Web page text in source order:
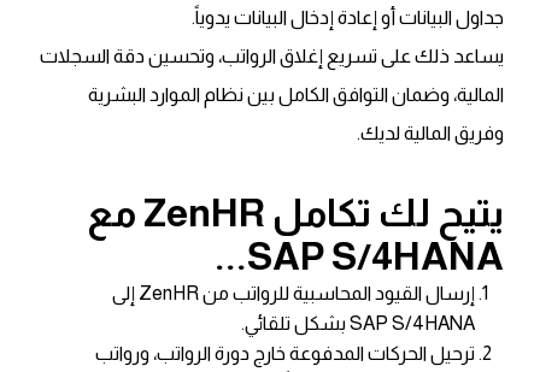
جداول البيانات أو إعادة إدخال البيانات يدوياً.
يساعد ذلك على تسريع إغلاق الرواتب، وتحسين دقة السجلات
المالية، وضمان التوافق الكامل بين نظام الموارد البشرية
وفريق المالية لديك.
يتيح لك تكامل ZenHR مع
SAP S/4HANA
...
إرسال القيود المحاسبية للرواتب من ZenHR إلى
SAP S/4HANA بشكل تلقائي.
ترحيل الحركات المدفوعة خارج دورة الرواتب، ورواتب